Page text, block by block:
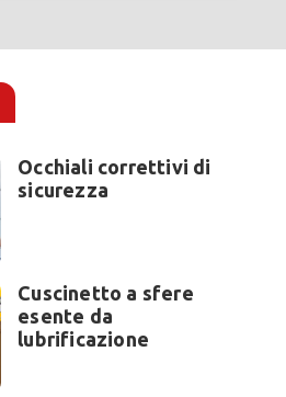
Occhiali correttivi di
sicurezza
Cuscinetto a sfere
esente da
lubrificazione